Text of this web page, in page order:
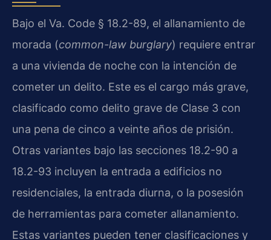
Bajo el Va. Code § 18.2-89, el allanamiento de
morada (common-law burglary) requiere entrar
a una vivienda de noche con la intención de
cometer un delito. Este es el cargo más grave,
clasificado como delito grave de Clase 3 con
una pena de cinco a veinte años de prisión.
Otras variantes bajo las secciones 18.2-90 a
18.2-93 incluyen la entrada a edificios no
residenciales, la entrada diurna, o la posesión
de herramientas para cometer allanamiento.
Estas variantes pueden tener clasificaciones y